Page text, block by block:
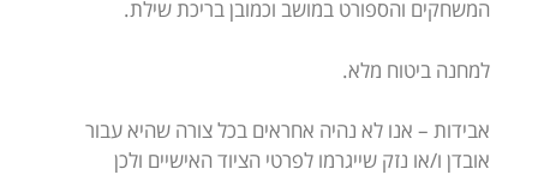
המשחקים והספורט במושב וכמובן בריכת שילת.
למחנה ביטוח מלא.
אבידות – אנו לא נהיה אחראים בכל צורה שהיא עבור
אובדן ו/או נזק שייגרמו לפרטי הציוד האישיים ולכן